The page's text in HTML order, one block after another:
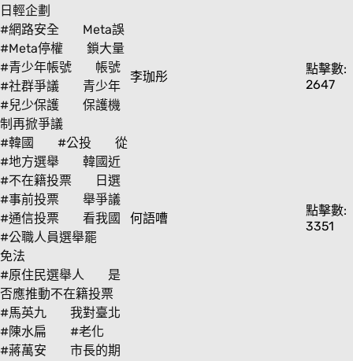
日輕企劃
#網路安全
#Meta停權
#青少年帳號
#社群爭議
#兒少保護
Meta誤
鎖大量
帳號
青少年
保護機
制再掀爭議
李珈彤
點擊數:
2647
#韓國
#公投
#地方選舉
#不在籍投票
#事前投票
#通信投票
#公職人員選舉罷
免法
#原住民選舉人
從
韓國近
日選
舉爭議
看我國
是
否應推動不在籍投票
何語嘈
點擊數:
3351
#馬英九
#陳水扁
#老化
#蔣萬安
我對臺北
市長的期